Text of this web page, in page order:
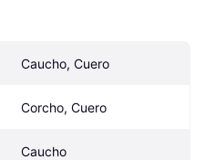
Caucho, Cuero
Corcho, Cuero
Caucho